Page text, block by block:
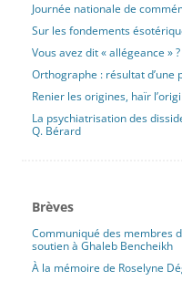
Journée nationale de
Sur les fondements
Vous avez dit « allégeance » ?
Orthographe : résultat
Renier les origines, haïr
La psychiatrisation des
Q. Bérard
Brèves
Communiqué des membres
soutien à Ghaleb Bencheikh
À la mémoire de Roselyne